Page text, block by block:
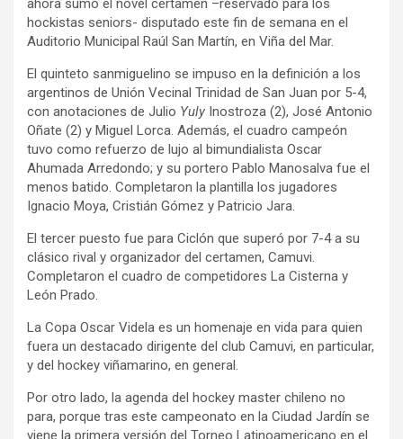
ahora sumó el nóvel certamen –reservado para los
hockistas seniors- disputado este fin de semana en el
Auditorio Municipal Raúl San Martín, en Viña del Mar.
El quinteto sanmiguelino se impuso en la definición a los
argentinos de Unión Vecinal Trinidad de San Juan por 5-4,
con anotaciones de Julio Yuly Inostroza (2), José Antonio
Oñate (2) y Miguel Lorca. Además, el cuadro campeón
tuvo como refuerzo de lujo al bimundialista Oscar
Ahumada Arredondo; y su portero Pablo Manosalva fue el
menos batido. Completaron la plantilla los jugadores
Ignacio Moya, Cristián Gómez y Patricio Jara.
El tercer puesto fue para Ciclón que superó por 7-4 a su
clásico rival y organizador del certamen, Camuvi.
Completaron el cuadro de competidores La Cisterna y
León Prado.
La Copa Oscar Videla es un homenaje en vida para quien
fuera un destacado dirigente del club Camuvi, en particular,
y del hockey viñamarino, en general.
Por otro lado, la agenda del hockey master chileno no
para, porque tras este campeonato en la Ciudad Jardín se
viene la primera versión del Torneo Latinoamericano en el